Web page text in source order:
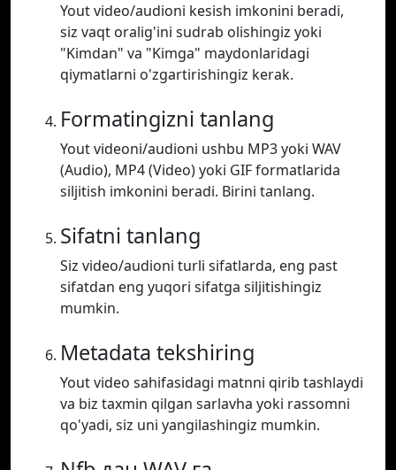
Yout video/audioni kesish imkonini beradi,
siz vaqt oralig'ini sudrab olishingiz yoki
"Kimdan" va "Kimga" maydonlaridagi
qiymatlarni o'zgartirishingiz kerak.
Formatingizni tanlang
Yout videoni/audioni ushbu MP3 yoki WAV
(Audio), MP4 (Video) yoki GIF formatlarida
siljitish imkonini beradi. Birini tanlang.
Sifatni tanlang
Siz video/audioni turli sifatlarda, eng past
sifatdan eng yuqori sifatga siljitishingiz
mumkin.
Metadata tekshiring
Yout video sahifasidagi matnni qirib tashlaydi
va biz taxmin qilgan sarlavha yoki rassomni
qo'yadi, siz uni yangilashingiz mumkin.